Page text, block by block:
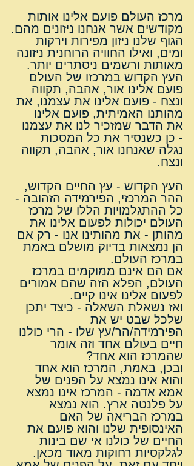
מרכז העולם פועם אלינו אותות
מקודשים אשר אנחנו ניזונים מהם.
הגוף שלנו ניזון מפירות וירקות
ומים, ואילו החוויה הרוחנית ניזונה
מאותות ורשמים ניסתרים יותר.
העץ הקדוש במרכזו של העולם
פועם אלינו אור, אהבה, תקווה
ונצח - פועם אלינו את עצמנו, את
מהותנו האמיתית, פועם אלינו
את הדבר שמזכיר לנו את עצמנו
- כן כשנסיר את כל המסכות
נגלה שאנחנו אור, אהבה, תקווה
ונצח.
העץ הקדוש - עץ החיים הקדוש,
ההר המרכזי, הפירמידה הזהובה -
כל ההתגלמויות הללו של מרכז
העולם יכולות לפעום אלינו את
מהותן - את מהותינו אנו - רק אם
הן נמצאות בדיוק מושלם באמת
במרכז העולם.
אם הם אינם ממוקמים במרכז
העולם, הפלא הזה שהם אמורים
לפעום אלינו אינו קיים.
ואז נשאלת השאלה - כיצד יתכן
שלכל שבט יש את
הפירמידה/הר/עץ שלו - הרי כולנו
חיים בעולם אחד וזה אומר
שהמרכז הוא אחד?
ובכן, באמת, המרכז הוא אחד
והוא אינו נמצא על הפנים של
אמא אדמה - המרכז אינו נמצא
על פלנטה ארץ. הוא נמצא
במרכז הבריאה של האם
האינסופית שלנו והוא פועם את
החיים של כולנו אי שם בינות
לגלקסיות רחוקות מאוד מכאן.